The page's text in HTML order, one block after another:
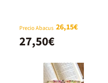
Precio Abacus 26,15€
27,50€